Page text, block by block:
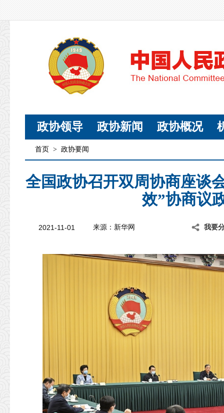
政协领导 政协新闻 政协概况
首页 > 政协要闻
全国政协召开双周协商座谈
效”协商议
2021-11-01 来源：新华网 我要